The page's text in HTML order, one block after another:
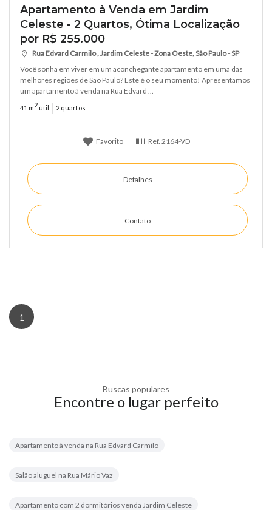
Apartamento à Venda em Jardim
Celeste - 2 Quartos, Ótima Localização
por R$ 255.000
Rua Edvard Carmilo , Jardim Celeste - Zona Oeste, São Paulo - SP
Você sonha em viver em um aconchegante apartamento em uma das
melhores regiões de São Paulo? Este é o seu momento! Apresentamos
um apartamento à venda na Rua Edvard ...
41 m2 útil 2 quartos
Favorito Ref. 2164-VD
Detalhes
Contato
1
Buscas populares
Encontre o lugar perfeito
Apartamento à venda na Rua Edvard Carmilo
Salão aluguel na Rua Mário Vaz
Apartamento com 2 dormitórios venda Jardim Celeste